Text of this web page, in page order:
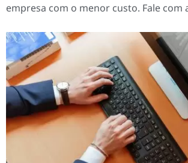
empresa com o menor custo. Fale com